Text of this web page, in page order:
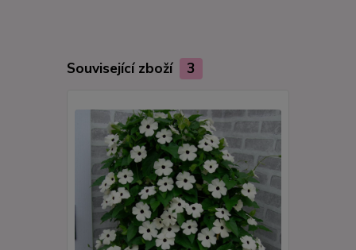
Související zboží 3